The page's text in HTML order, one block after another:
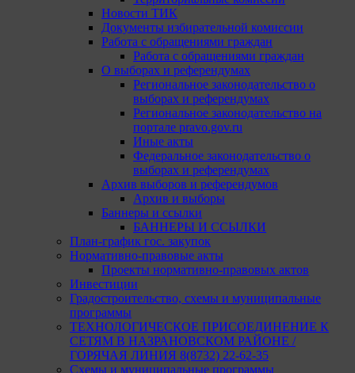
Новости ТИК
Документы избирательной комиссии
Работа с обращениями граждан
Работа с обращениями граждан
О выборах и референдумах
Региональное законодательство о
выборах и референдумах
Региональное законодательство на
портале pravo.gov.ru
Иные акты
Федеральное законодательство о
выборах и референдумах
Архив выборов и референдумов
Архив и выборы
Баннеры и ссылки
БАННЕРЫ И ССЫЛКИ
План-график гос. закупок
Нормативно-правовые акты
Проекты нормативно-правовых актов
Инвестиции
Градостроительство, схемы и муниципальные
программы
ТЕХНОЛОГИЧЕСКОЕ ПРИСОЕДИНЕНИЕ К
СЕТЯМ В НАЗРАНОВСКОМ РАЙОНЕ /
ГОРЯЧАЯ ЛИНИЯ 8(8732) 22-62-35
Схемы и муниципальные программы